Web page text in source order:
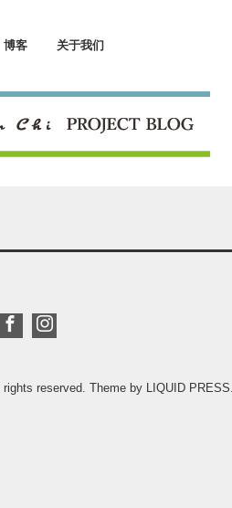
博客 关于我们
rights reserved. Theme by LIQUID PRESS.